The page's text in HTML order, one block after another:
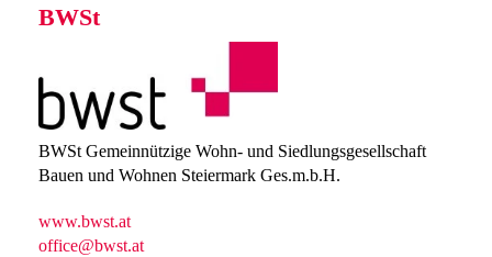
BWSt
BWSt Gemeinnützige Wohn- und Siedlungsgesellschaft
Bauen und Wohnen Steiermark Ges.m.b.H.
www.bwst.at
office@bwst.at